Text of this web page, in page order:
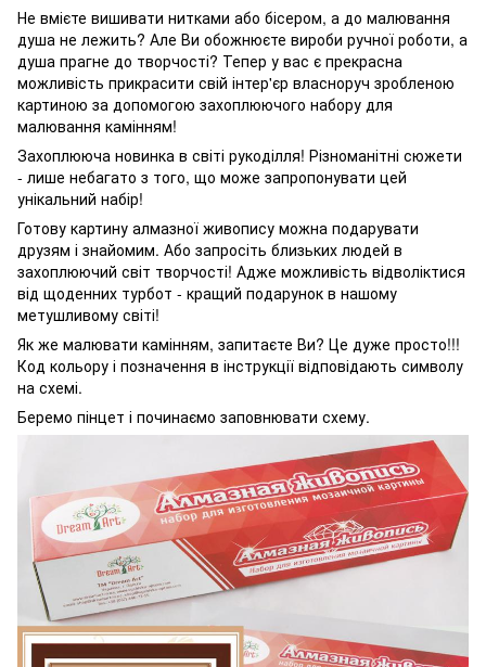
Не вмієте вишивати нитками або бісером, а до малювання
душа не лежить? Але Ви обожнюєте вироби ручної роботи, а
душа прагне до творчості? Тепер у вас є прекрасна
можливість прикрасити свій інтер'єр власноруч зробленою
картиною за допомогою захоплюючого набору для
малювання камінням!
Захоплююча новинка в світі рукоділля! Різноманітні сюжети
- лише небагато з того, що може запропонувати цей
унікальний набір!
Готову картину алмазної живопису можна подарувати
друзям і знайомим. Або запросіть близьких людей в
захоплюючий світ творчості! Адже можливість відволіктися
від щоденних турбот - кращий подарунок в нашому
метушливому світі!
Як же малювати камінням, запитаєте Ви? Це дуже просто!!!
Код кольору і позначення в інструкції відповідають символу
на схемі.
Беремо пінцет і починаємо заповнювати схему.